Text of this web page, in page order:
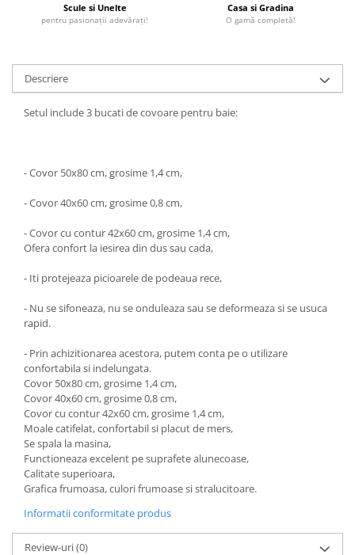
Scule si Unelte
pentru pasionații adevărați!
Casa si Gradina
O gamă completă!
Descriere
Setul include 3 bucati de covoare pentru baie:
- Covor 50x80 cm, grosime 1,4 cm,
- Covor 40x60 cm, grosime 0,8 cm,
- Covor cu contur 42x60 cm, grosime 1,4 cm,
Ofera confort la iesirea din dus sau cada,
- Iti protejeaza picioarele de podeaua rece,
- Nu se sifoneaza, nu se onduleaza sau se deformeaza si se usuca
rapid.
- Prin achizitionarea acestora, putem conta pe o utilizare
confortabila si indelungata.
Covor 50x80 cm, grosime 1,4 cm,
Covor 40x60 cm, grosime 0,8 cm,
Covor cu contur 42x60 cm, grosime 1,4 cm,
Moale catifelat, confortabil si placut de mers,
Se spala la masina,
Functioneaza excelent pe suprafete alunecoase,
Calitate superioara,
Grafica frumoasa, culori frumoase si stralucitoare.
Informatii conformitate produs
Review-uri(0)